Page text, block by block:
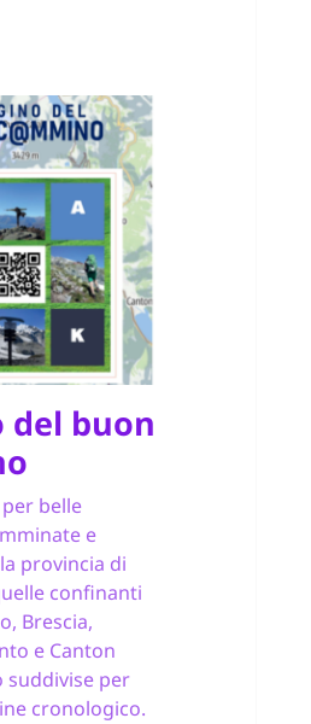
del buon
belle
e
provincia di
confinanti
Brescia,
e Canton
suddivise per
cronologico.